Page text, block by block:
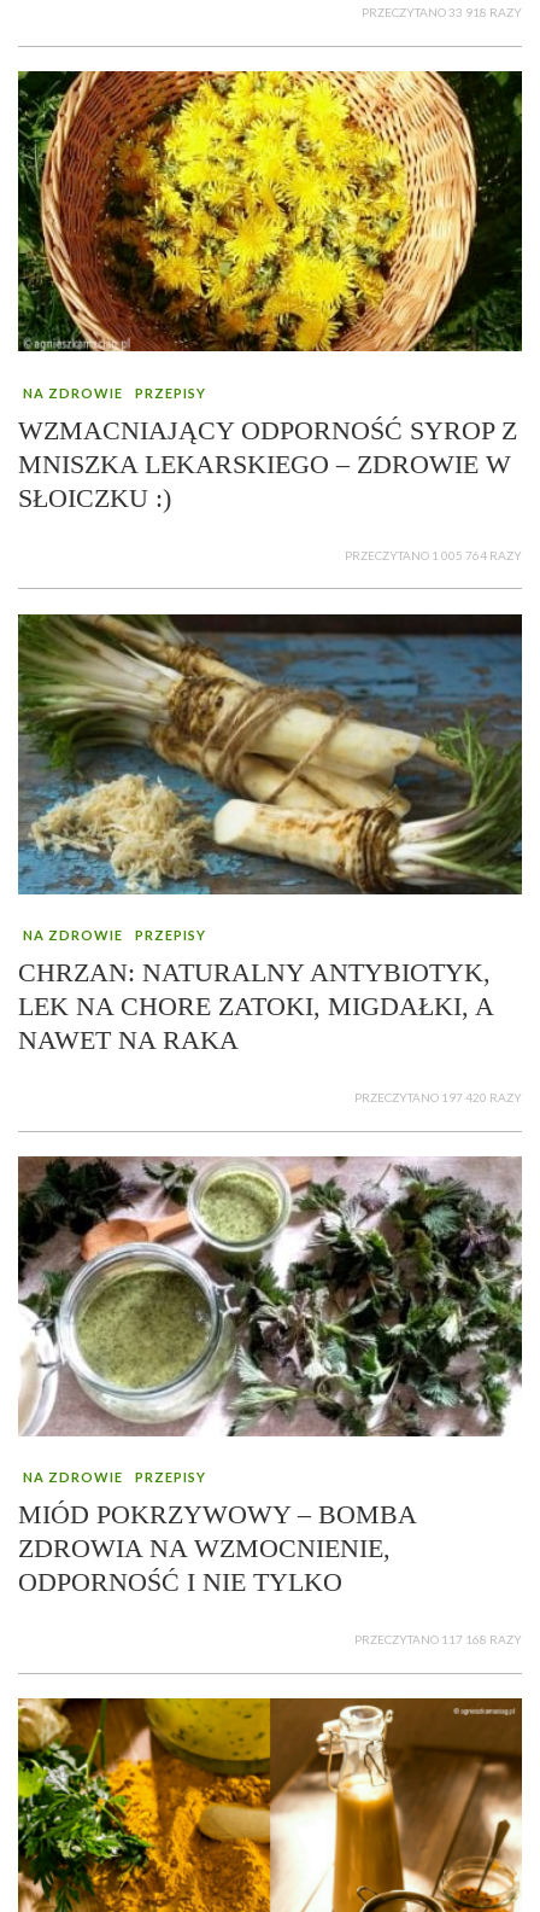
PRZECZYTANO 33 918 RAZY
NA ZDROWIE PRZEPISY
WZMACNIAJĄCY ODPORNOŚĆ SYROP Z
MNISZKA LEKARSKIEGO – ZDROWIE W
SŁOICZKU :)
PRZECZYTANO 1 005 764 RAZY
NA ZDROWIE PRZEPISY
CHRZAN: NATURALNY ANTYBIOTYK,
LEK NA CHORE ZATOKI, MIGDAŁKI, A
NAWET NA RAKA
PRZECZYTANO 197 420 RAZY
NA ZDROWIE PRZEPISY
MIÓD POKRZYWOWY – BOMBA
ZDROWIA NA WZMOCNIENIE,
ODPORNOŚĆ I NIE TYLKO
PRZECZYTANO 117 168 RAZY